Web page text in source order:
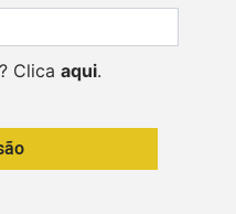
Clicaaqui.